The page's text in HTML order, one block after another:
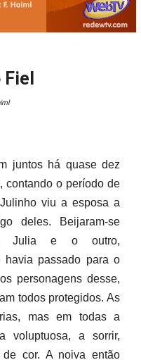
juntos há quase dez
contando o período de
viu a esposa a
deles. Beijaram-se
Julia e o outro,
havia passado para o
personagens desse,
todos protegidos. As
mas em todas a
voluptuosa, a sorrir,
de cor. A noiva então